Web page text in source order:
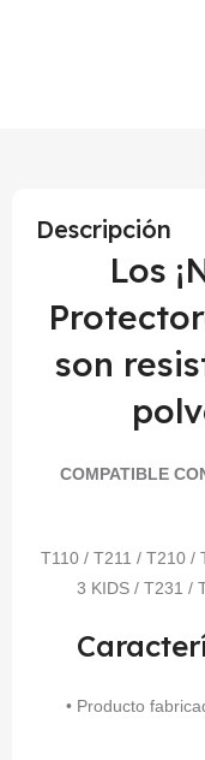
Descripción
Los
son
COMPATIBLE
T110 / T211 / T210 /
3 KIDS / T231 /
• Producto